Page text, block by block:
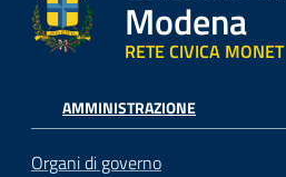
Modena
RETE CIVICA MONET
AMMINISTRAZIONE
Organi di governo